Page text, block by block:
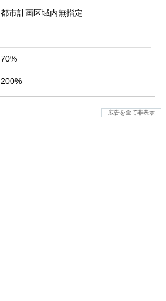
都市計画区域内無指定
70%
200%
広告を全て非表示